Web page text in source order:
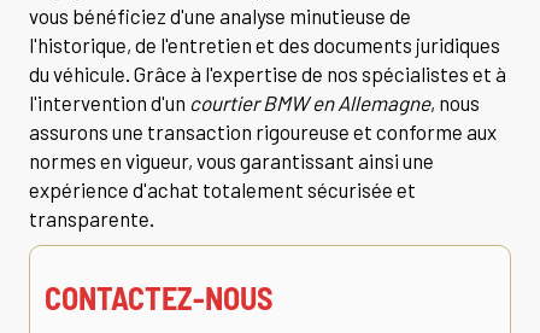
vous bénéficiez d'une analyse minutieuse de
l'historique, de l'entretien et des documents juridiques
du véhicule. Grâce à l'expertise de nos spécialistes et à
l'intervention d'un courtier BMW en Allemagne, nous
assurons une transaction rigoureuse et conforme aux
normes en vigueur, vous garantissant ainsi une
expérience d'achat totalement sécurisée et
transparente.
CONTACTEZ-NOUS